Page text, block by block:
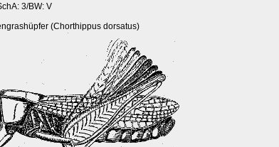
3/BW: V
(Chorthippus dorsatus)